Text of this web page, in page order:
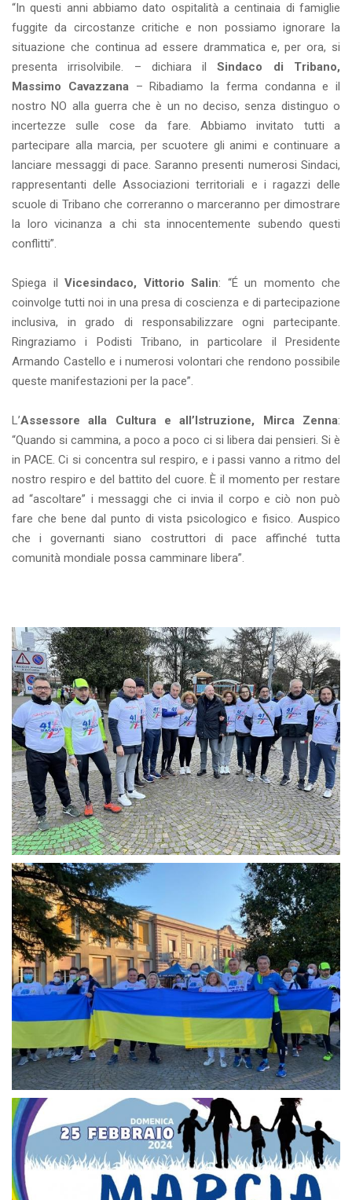
“In questi anni abbiamo dato ospitalità a centinaia di famiglie
fuggite da circostanze critiche e non possiamo ignorare la
situazione che continua ad essere drammatica e, per ora, si
presenta irrisolvibile. – dichiara ilSindaco di Tribano,
Massimo Cavazzana– Ribadiamo la ferma condanna e il
nostro NO alla guerra che è un no deciso, senza distinguo o
incertezze sulle cose da fare. Abbiamo invitato tutti a
partecipare alla marcia, per scuotere gli animi e continuare a
lanciare messaggi di pace. Saranno presenti numerosi Sindaci,
rappresentanti delle Associazioni territoriali e i ragazzi delle
scuole di Tribano che correranno o marceranno per dimostrare
la loro vicinanza a chi sta innocentemente subendo questi
conflitti”.
Spiega il Vicesindaco, Vittorio Salin: “É un momento che
coinvolge tutti noi in una presa di coscienza e di partecipazione
inclusiva, in grado di responsabilizzare ogni partecipante.
Ringraziamo i Podisti Tribano, in particolare il Presidente
Armando Castello e i numerosi volontari che rendono possibile
queste manifestazioni per la pace”.
L’Assessore alla Cultura e all’Istruzione, Mirca Zenna:
“Quando si cammina, a poco a poco ci si libera dai pensieri. Si è
in PACE. Ci si concentra sul respiro, e i passi vanno a ritmo del
nostro respiro e del battito del cuore. È il momento per restare
ad “ascoltare” i messaggi che ci invia il corpo e ciò non può
fare che bene dal punto di vista psicologico e fisico. Auspico
che i governanti siano costruttori di pace affinché tutta
comunità mondiale possa camminare libera”.